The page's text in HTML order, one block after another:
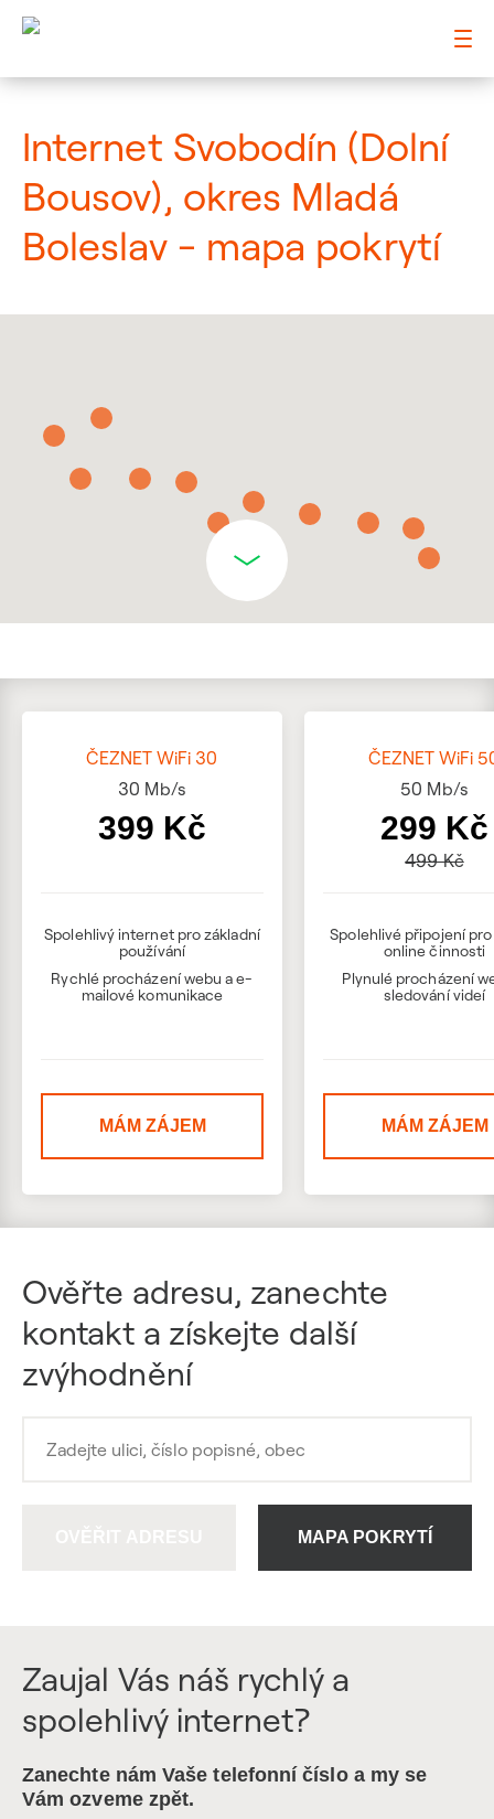
Internet Svobodín (Dolní
Bousov), okres Mladá
Boleslav - mapa pokrytí
ČEZNET WiFi 30
30 Mb/s
399 Kč
Spolehlivý internet pro základní
používání
Rychlé procházení webu a e-
mailové komunikace
MÁM ZÁJEM
ČEZNET WiFi
50 Mb/s
299 Kč
499 Kč
Spolehlivé připojení
online činnosti
Plynulé procházení
sledování videí
MÁM ZÁJEM
Ověřte adresu, zanechte
kontakt a získejte další
zvýhodnění
MAPA POKRYTÍ
Zaujal Vás náš rychlý a
spolehlivý internet?
Zanechte nám Vaše telefonní číslo a my se
Vám ozveme zpět.
: Mapa pokrytí město